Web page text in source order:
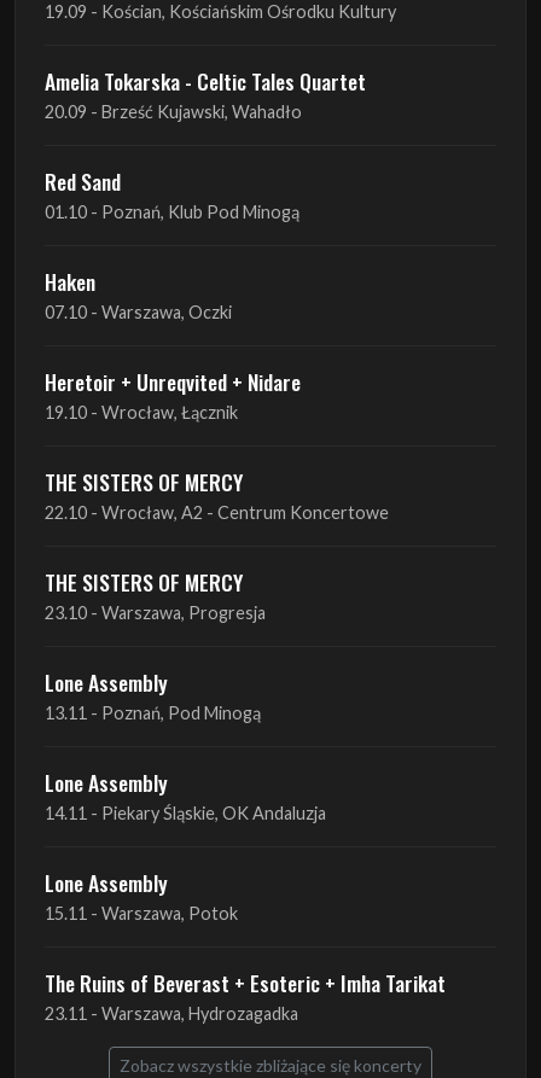
19.09 - Kościan, Kościańskim Ośrodku Kultury
Amelia Tokarska - Celtic Tales Quartet
20.09 - Brześć Kujawski, Wahadło
Red Sand
01.10 - Poznań, Klub Pod Minogą
Haken
07.10 - Warszawa, Oczki
Heretoir + Unreqvited + Nidare
19.10 - Wrocław, Łącznik
THE SISTERS OF MERCY
22.10 - Wrocław, A2 - Centrum Koncertowe
THE SISTERS OF MERCY
23.10 - Warszawa, Progresja
Lone Assembly
13.11 - Poznań, Pod Minogą
Lone Assembly
14.11 - Piekary Śląskie, OK Andaluzja
Lone Assembly
15.11 - Warszawa, Potok
The Ruins of Beverast + Esoteric + Imha Tarikat
23.11 - Warszawa, Hydrozagadka
Zobacz wszystkie zbliżające się koncerty